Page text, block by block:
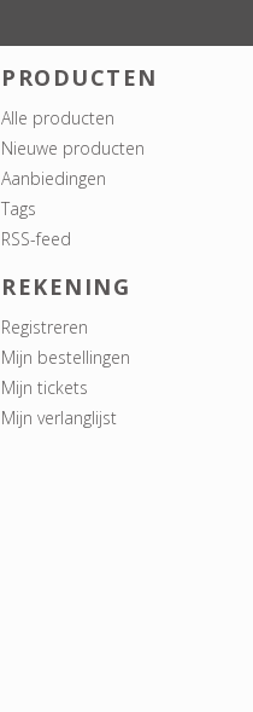
PRODUCTEN
Alle producten
Nieuwe producten
Aanbiedingen
Tags
RSS-feed
REKENING
Registreren
Mijn bestellingen
Mijn tickets
Mijn verlanglijst